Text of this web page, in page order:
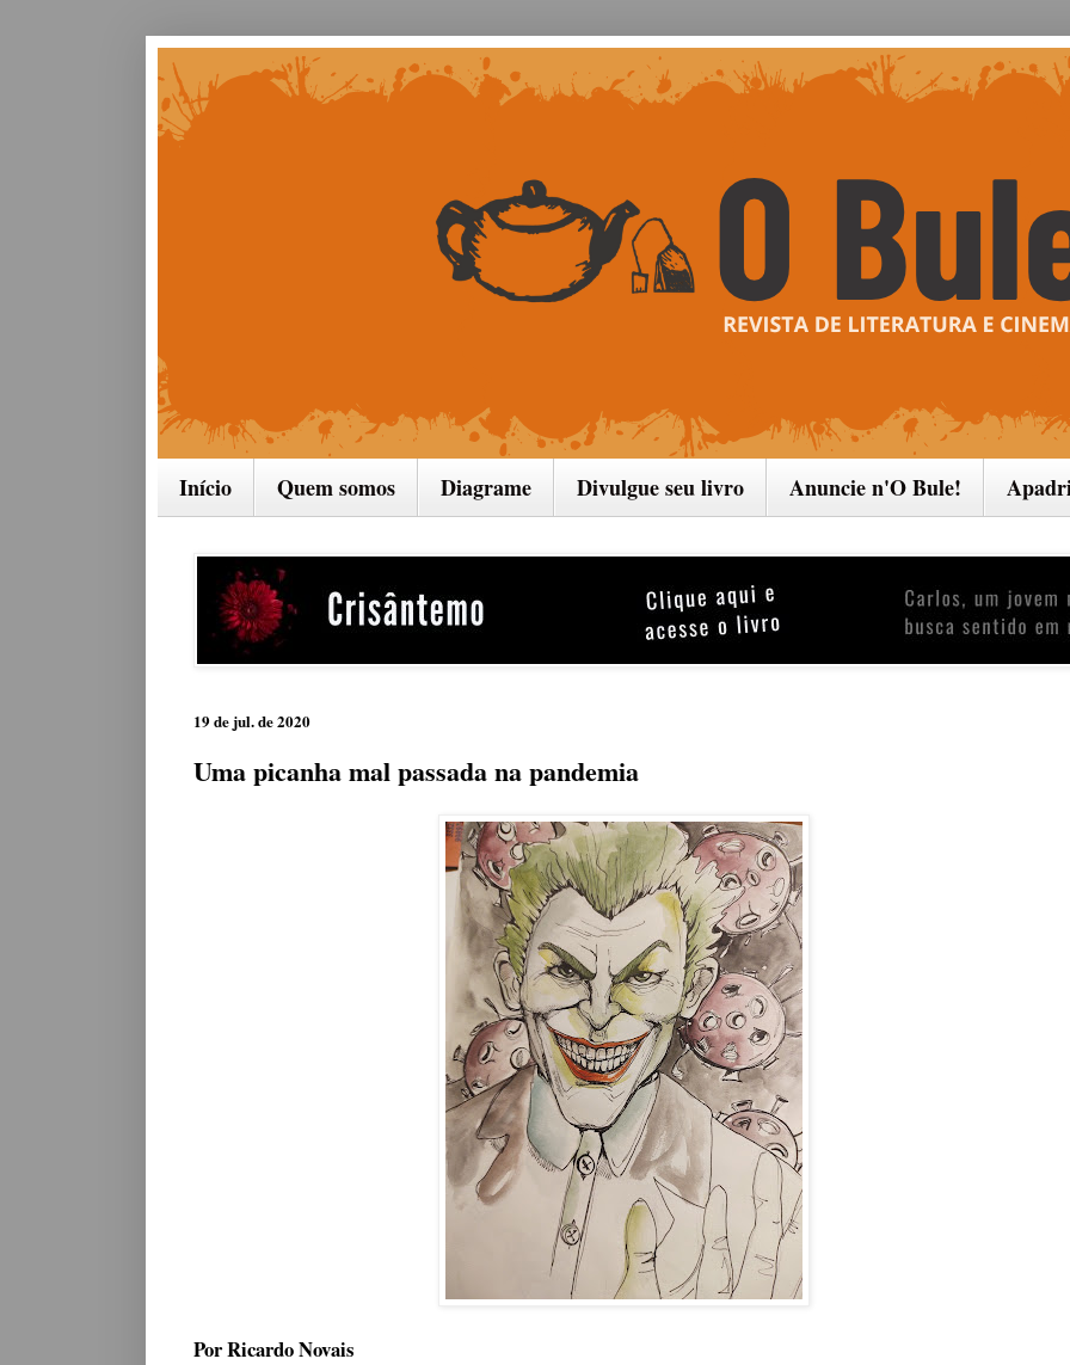
Início Quem somos Diagrame Divulgue seu livro Anuncie n'O Bule!
19 de jul. de 2020
Uma picanha mal passada na pandemia
Por Ricardo Novais